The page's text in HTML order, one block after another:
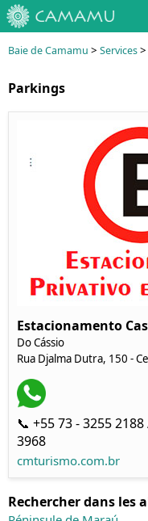
Baie de Camamu > Services>
Parkings
Estacionamento
Do Cássio
Rua Djalma Dutra, 150 -
📞 +55 73 - 3255
3968
cmturismo.com.br
Rechercher dans les